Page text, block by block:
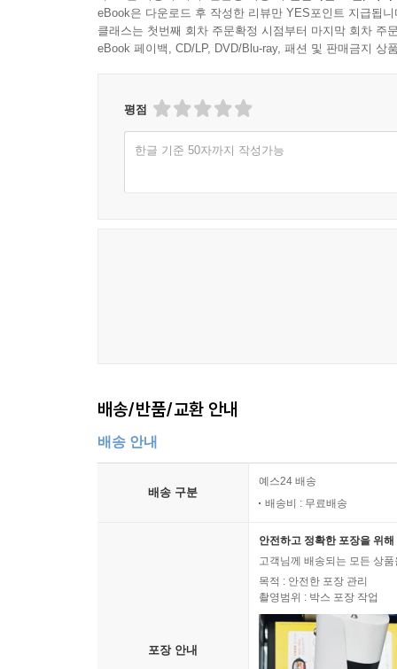
eBook은 다운로드 후 작성한 리뷰만 YES포인트 지급됩니
클래스는 첫번째 회차 주문확정 시점부터 마지막 회차 주
eBook 페이백, CD/LP, DVD/Blu-ray, 패션 및 판매금지 상
평점
한글 기준 50자까지 작성가능
배송/반품/교환 안내
배송 안내
배송 구분
예스24 배송
배송비 : 무료배송
포장 안내
안전하고 정확한 포장을 위
고객님께 배송되는 모든 상
목적 : 안전한 포장 관리
촬영범위 : 박스 포장 작업